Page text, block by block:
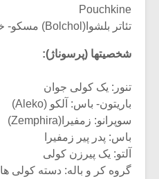
Pouchkine
تئاتر بلشوا(Bolchol) مسکو- خلق اثر در ۹/mai/1893
شخصیتها (پرسوناژ):
تنور: یک کولی جوان
باریتون- باس: آلکو (Aleko)
سوپرانو: زمفیرا(Zemphira)
باس: پدر پیر زمفیرا
آلتو: یک پیرزن کولی
گروه کر و باله: دسته کولی ها
میکلوش روژا